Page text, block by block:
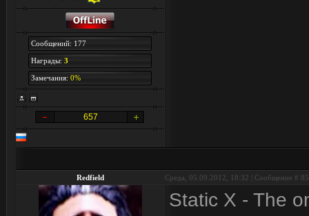
Сообщений: 177
Награды: 3
Замечания: 0%
657
Redfield Среда, 05.09.2012, 18:32 | Сообщение # 85
Static X - The